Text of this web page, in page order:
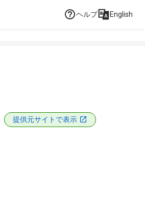
ヘルプ English
提供元サイトで表示